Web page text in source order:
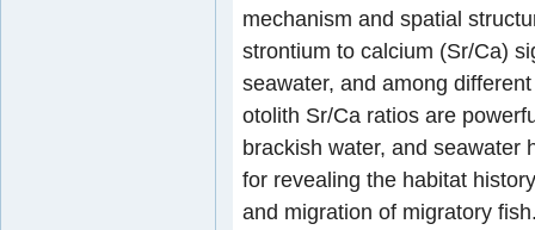
mechanism and spatial
strontium to calcium (Sr/Ca)
seawater, and among
otolith Sr/Ca ratios are
brackish water, and seawater
for revealing the habitat
and migration of migratory